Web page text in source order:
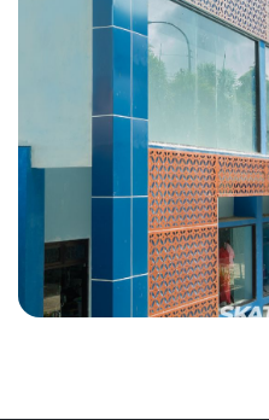
Lobi timur